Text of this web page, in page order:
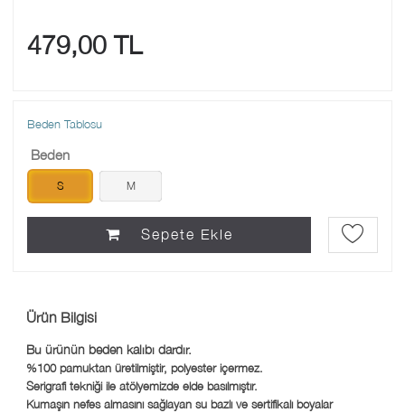
479,00 TL
Beden Tablosu
Beden
S M
Sepete Ekle
Ürün Bilgisi
Bu ürünün beden kalıbı dardır.
%100 pamuktan üretilmiştir, polyester içermez.
Serigrafi tekniği ile atölyemizde elde basılmıştır.
Kumaşın nefes almasını sağlayan su bazlı ve sertifikalı boyalar